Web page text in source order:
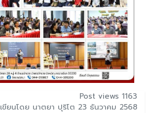
Post views 1163
เขียนโดย นาตยา ปุริโต 23 ธันวาคม 2568